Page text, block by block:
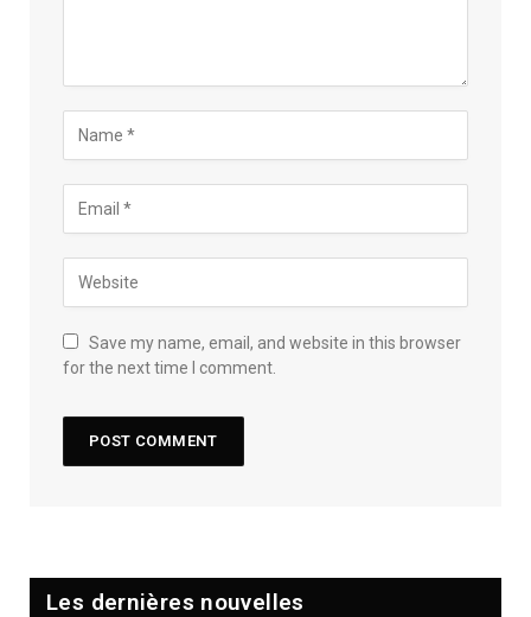
Save my name, email, and website in this browser
for the next time I comment.
Les dernières nouvelles